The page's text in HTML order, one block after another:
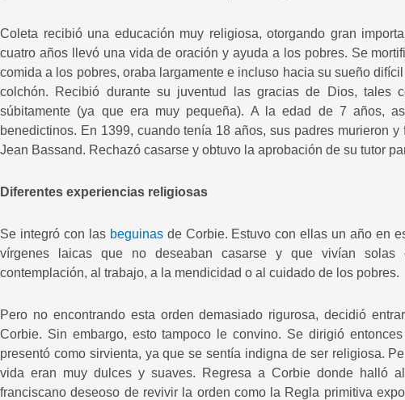
Coleta recibió una educación muy religiosa, otorgando gran
cuatro años llevó una vida de oración y ayuda a los pobres. Se
comida a los pobres, oraba largamente e incluso hacia su sueño
colchón. Recibió durante su juventud las gracias de Dios, tales
súbitamente (ya que era muy pequeña). A la edad de 7 años,
benedictinos. En 1399, cuando tenía 18 años, sus padres murieron
Jean Bassand. Rechazó casarse y obtuvo la aprobación de su tutor
Diferentes experiencias religiosas
Se integró con las beguinasde Corbie. Estuvo con ellas un año en
vírgenes laicas que no deseaban casarse y que vivían
contemplación, al trabajo, a la mendicidad o al cuidado de los pobres.
Pero no encontrando esta orden demasiado rigurosa, decidió
Corbie. Sin embargo, esto tampoco le convino. Se dirigió
presentó como sirvienta, ya que se sentía indigna de ser religiosa.
vida eran muy dulces y suaves. Regresa a Corbie donde halló
franciscano deseoso de revivir la orden como la Regla primitiva